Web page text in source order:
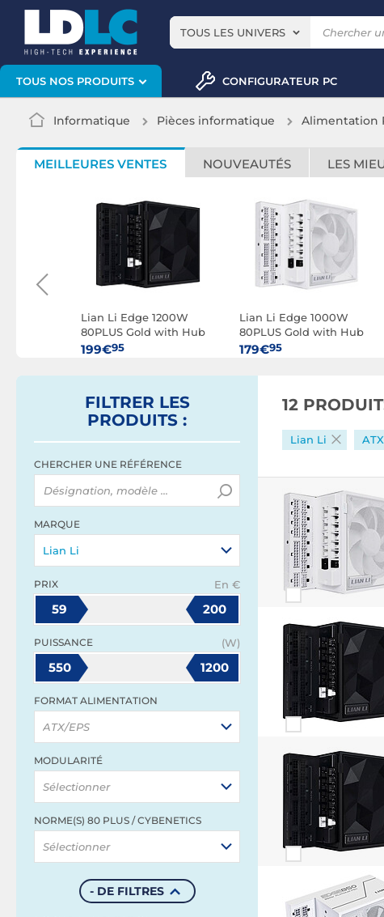
TOUS LES UNIVERS
TOUS NOS PRODUITS CONFIGURATEUR PC
Informatique Pièces informatique Alimentation
MEILLEURES VENTES NOUVEAUTÉS LES
Lian Li Edge 1200W
80PLUS Gold with Hub
(Noir)
199€95
Lian Li Edge 1000W
80PLUS Gold with Hub
(Blanc)
179€95
FILTRER LES
PRODUITS :
CHERCHER UNE RÉFÉRENCE
MARQUE
Lian Li
PRIX En €
59 200
PUISSANCE (W)
550 1200
FORMAT ALIMENTATION
ATX/EPS
MODULARITÉ
Sélectionner
NORME(S) 80 PLUS / CYBENETICS
Sélectionner
- DE FILTRES
12
Lian Li